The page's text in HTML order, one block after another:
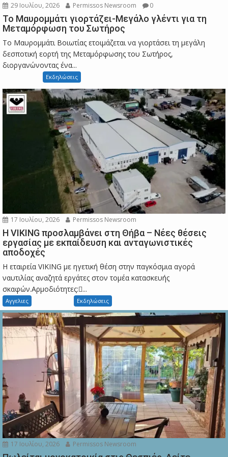
29 Ιουλίου, 2026 Permissos Newsroom 0
Το Μαυρομμάτι γιορτάζει-Μεγάλο γλέντι για τη
Μεταμόρφωση του Σωτήρος
Το Μαυρομμάτι Βοιωτίας ετοιμάζεται να γιορτάσει τη μεγάλη
δεσποτική εορτή της Μεταμόρφωσης του Σωτήρος,
διοργανώνοντας ένα...
Εκδηλώσεις
17 Ιουλίου, 2026 Permissos Newsroom
Η VIKING προσλαμβάνει στη Θήβα – Νέες θέσεις
εργασίας με εκπαίδευση και ανταγωνιστικές
αποδοχές
Η εταιρεία VIKING με ηγετική θέση στην παγκόσμια αγορά
ναυτιλίας αναζητά εργάτες στον τομέα κατασκευής
σκαφών.Αρμοδιότητες:...
Αγγελιες Εκδηλώσεις
17 Ιουλίου, 2026 Permissos Newsroom